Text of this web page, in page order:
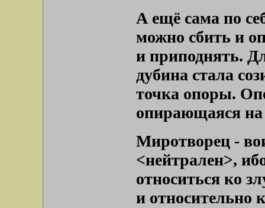
А ещё сама по
можно сбить и
и приподнять.
дубина стала
точка опоры.
опирающаяся на
Миротворец -
<нейтрален>,
относиться ко
и относительно